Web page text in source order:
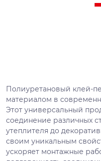
Полиуретановый клей-
материалом в
Этот универсальный
соединение различных
утеплителя до
своим уникальным
ускоряет монтажные